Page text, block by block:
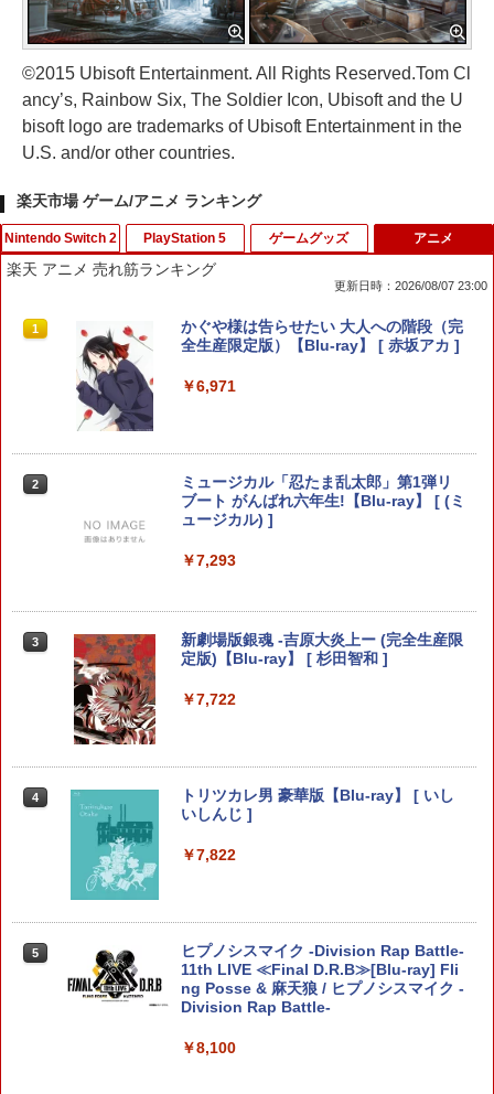
©2015 Ubisoft Entertainment. All Rights Reserved.Tom Cl
ancy’s, Rainbow Six, The Soldier Icon, Ubisoft and the U
bisoft logo are trademarks of Ubisoft Entertainment in the
U.S. and/or other countries.
楽天市場 ゲーム/アニメ ランキング
Nintendo Switch 2
1 ファイアーエムブレム 万紫千紅
2
任天堂 【Switch2】マリオカート ワール
ド [BEE-P-AAAAA NSW2 マリオカ-ト
ワ-ルド]
￥8,970
3
【ホリ公式】【任天堂ライセンス商品】
スプラトゥーン レイダース ワイヤレス
h 2 おすすめ Switch スイッチ コントロ
￥8,980
tendo Switch 2 Edition 日本限定版
PlayStation 5
1
PS5 スティックカバー コントローラー
交換用 スティックキャップ PS4 コント
ントローラー Edge ハンドル 交換用 周
￥630
【全品20％OFF】＼1000円ポッキリ！
用 プレイステーション5 周辺機器 アクセ
サリー 高品質 透明 クリアシェル 保護 ケ
ース カバー 耐衝撃 簡単装着
￥1,000
【SIE】【中古品】ソニー『DEATH STR
ANDING DIRECTOR’S CUT』ECJS-000
12 PS5 ゲームソフト 1週間保証【中古】
￥2,163
￥3,779
ゲームグッズ
1
【中古】メタルギア ソリッド ピースウ
ォーカー - PSP
￥627
2
ペダルインナースプリング（1個）/対応
機種：スラストマスター T-GT/T300RS/
【レターパックライト対応/3個まで定
Switch2 ケース スイッチ2 Nintendo 対
い ニンテンドースイッチ カバー ポーチ
￥1,300
【中古】ポケットモンスター ソード -Sw
アニメ
楽天 アニメ 売れ筋ランキング
更新日時：2026/08/07 23:00
1
かぐや様は告らせたい 大人への階段（完
全生産限定版）【Blu-ray】 [ 赤坂アカ ]
￥6,971
2
ミュージカル「忍たま乱太郎」第1弾リ
ブート がんばれ六年生!【Blu-ray】 [ (ミ
ュージカル) ]
￥7,293
3
新劇場版銀魂 -吉原大炎上ー (完全生産限
定版)【Blu-ray】 [ 杉田智和 ]
￥7,722
4
トリツカレ男 豪華版【Blu-ray】 [ いし
いしんじ ]
￥7,822
5
ヒプノシスマイク -Division Rap Battle-
11th LIVE ≪Final D.R.B≫[Blu-ray] Fli
ng Posse & 麻天狼 / ヒプノシスマイク -
Division Rap Battle-
￥8,100